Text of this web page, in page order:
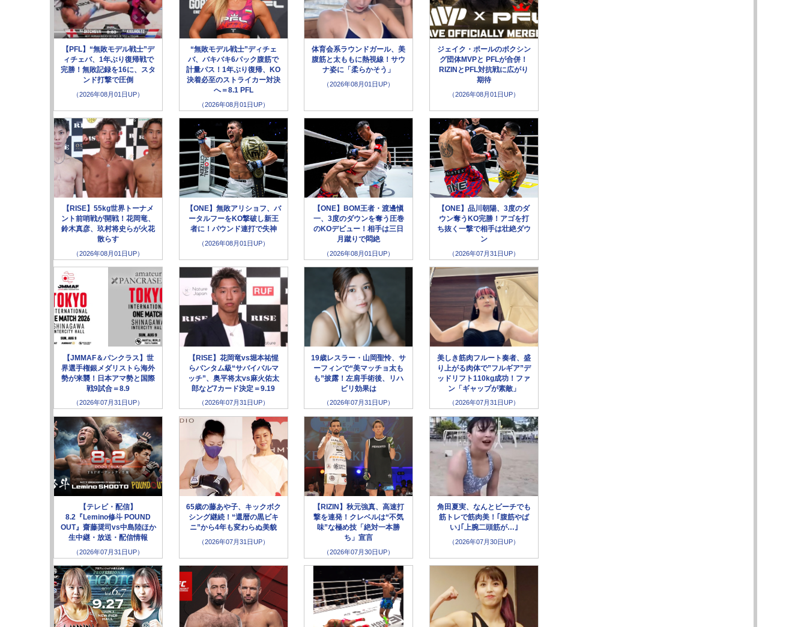
【PFL】“無敗モデル戦士”デ
ィチェバ、1年ぶり復帰戦で
完勝！無敗記録を16に、スタ
ンド打撃で圧倒
（2026年08月01日UP）
“無敗モデル戦士”ディチェ
バ、バキバキ6パック腹筋で
計量パス！1年ぶり復帰、KO
決着必至のストライカー対決
へ＝8.1 PFL
（2026年08月01日UP）
体育会系ラウンドガール、美
腹筋と太ももに熱視線！サウ
ナ姿に「柔らかそう」
（2026年08月01日UP）
ジェイク・ポールのボクシン
グ団体MVPと PFLが合併！
RIZINとPFL対抗戦に広がり
期待
（2026年08月01日UP）
【RISE】55kg世界トーナメ
ント前哨戦が開戦！花岡竜、
鈴木真彦、玖村将史らが火花
散らす
（2026年08月01日UP）
【ONE】無敗アリショフ、バ
ータルフーをKO撃破し新王
者に！パウンド連打で失神
（2026年08月01日UP）
【ONE】BOM王者・渡邊愼
一、3度のダウンを奪う圧巻
のKOデビュー！相手は三日
月蹴りで悶絶
（2026年08月01日UP）
【ONE】品川朝陽、3度のダ
ウン奪うKO完勝！アゴを打
ち抜く一撃で相手は壮絶ダウ
ン
（2026年07月31日UP）
【JMMAF＆パンクラス】世
界選手権銀メダリストら海外
勢が来襲！日本アマ勢と国際
戦9試合＝8.9
（2026年07月31日UP）
【RISE】花岡竜vs堀本祐惺
らバンタム級“サバイバルマ
ッチ”、奥平将太vs麻火佑太
郎など7カード決定＝9.19
（2026年07月31日UP）
19歳レスラー・山岡聖怜、サ
ーフィンで“美マッチョ太も
も”披露！左肩手術後、リハ
ビリ効果は
（2026年07月31日UP）
美しき筋肉フルート奏者、盛
り上がる肉体で”フルギア”デ
ッドリフト110kg成功！ファ
ン「ギャップが素敵」
（2026年07月31日UP）
【テレビ・配信】
8.2『Lemino修斗 POUND
OUT』齋藤奨司vs中島陸ほか
生中継・放送・配信情報
（2026年07月31日UP）
65歳の藤あや子、キックボク
シング継続！“還暦の黒ビキ
ニ”から4年も変わらぬ美貌
（2026年07月31日UP）
【RIZIN】秋元強真、高速打
撃を連発！クレベルは“不気
味”な極め技「絶対一本勝
ち」宣言
（2026年07月30日UP）
角田夏実、なんとビーチでも
筋トレで筋肉美！｢腹筋やば
い｣｢上腕二頭筋が…｣
（2026年07月30日UP）